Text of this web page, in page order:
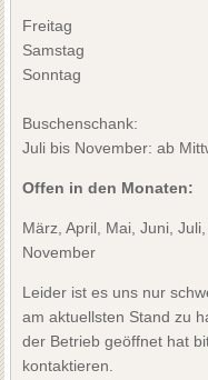
Freitag
Samstag
Sonntag
Buschenschank:
Juli bis November: ab
Offen in den Monaten:
März, April, Mai, Juni,
November
Leider ist es uns nur
am aktuellsten Stand zu
der Betrieb geöffnet hat
kontaktieren.